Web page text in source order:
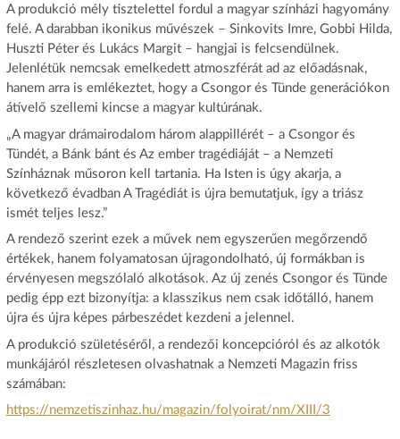
A produkció mély tisztelettel fordul a magyar színházi hagyomány
felé. A darabban ikonikus művészek – Sinkovits Imre, Gobbi Hilda,
Huszti Péter és Lukács Margit – hangjai is felcsendülnek.
Jelenlétük nemcsak emelkedett atmoszférát ad az előadásnak,
hanem arra is emlékeztet, hogy a Csongor és Tünde generációkon
átívelő szellemi kincse a magyar kultúrának.
„A magyar drámairodalom három alappillérét – a Csongor és
Tündét, a Bánk bánt és Az ember tragédiáját – a Nemzeti
Színháznak műsoron kell tartania. Ha Isten is úgy akarja, a
következő évadban A Tragédiát is újra bemutatjuk, így a triász
ismét teljes lesz.”
A rendező szerint ezek a művek nem egyszerűen megőrzendő
értékek, hanem folyamatosan újragondolható, új formákban is
érvényesen megszólaló alkotások. Az új zenés Csongor és Tünde
pedig épp ezt bizonyítja: a klasszikus nem csak időtálló, hanem
újra és újra képes párbeszédet kezdeni a jelennel.
A produkció születéséről, a rendezői koncepcióról és az alkotók
munkájáról részletesen olvashatnak a Nemzeti Magazin friss
számában:
https://nemzetiszinhaz.hu/magazin/folyoirat/nm/XIII/3